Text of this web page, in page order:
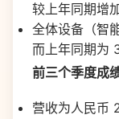
较上年同期增
全体设备（智
而上年同期为
前三个季度成
营收为人民币